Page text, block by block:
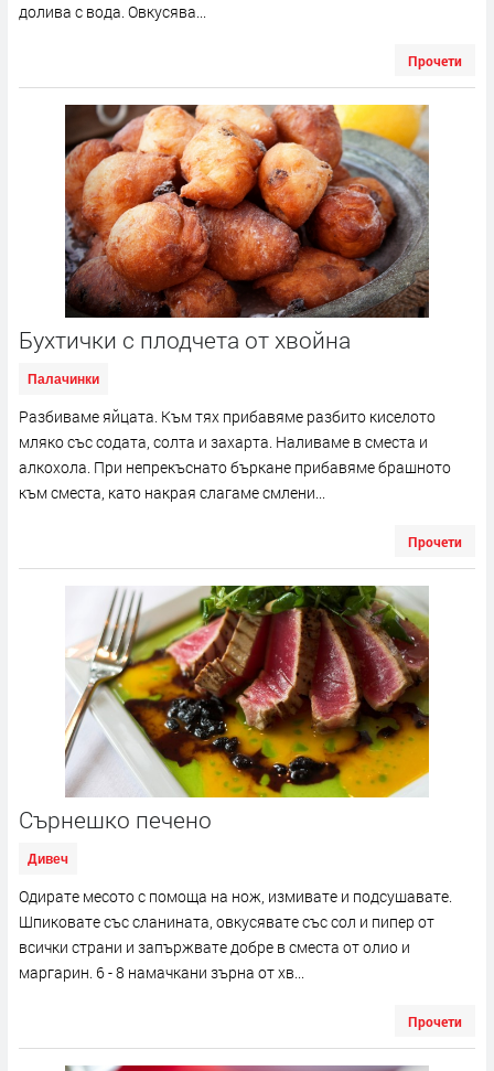
долива с вода. Овкусява...
Прочети
Бухтички с плодчета от хвойна
Палачинки
Разбиваме яйцата. Към тях прибавяме разбито киселото
мляко със содата, солта и захарта. Наливаме в сместа и
алкохола. При непрекъснато бъркане прибавяме брашното
към сместа, като накрая слагаме смлени...
Прочети
Сърнешко печено
Дивеч
Одирате месото с помоща на нож, измивате и подсушавате.
Шпиковате със сланината, овкусявате със сол и пипер от
всички страни и запържвате добре в сместа от олио и
маргарин. 6 - 8 намачкани зърна от хв...
Прочети